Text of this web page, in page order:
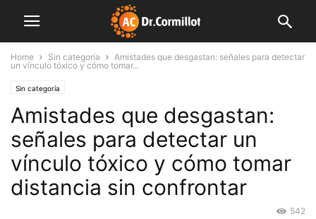
Home Sin categoría
Amistades que desgastan: señales para detectar
un vínculo tóxico y cómo tomar...
Sin categoría
Amistades que desgastan:
señales para detectar un
vínculo tóxico y cómo tomar
distancia sin confrontar
542